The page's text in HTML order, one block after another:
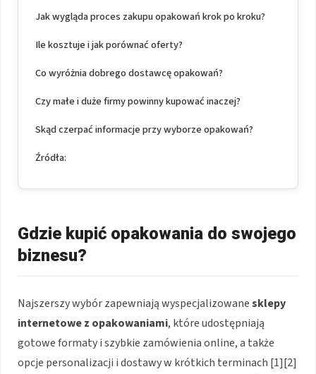
Jak wygląda proces zakupu opakowań krok po kroku?
Ile kosztuje i jak porównać oferty?
Co wyróżnia dobrego dostawcę opakowań?
Czy małe i duże firmy powinny kupować inaczej?
Skąd czerpać informacje przy wyborze opakowań?
Źródła:
Gdzie kupić opakowania do swojego
biznesu?
Najszerszy wybór zapewniają wyspecjalizowanesklepy
internetowe z opakowaniami, które udostępniają
gotowe formaty i szybkie zamówienia online, a także
opcje personalizacji i dostawy w krótkich terminach [1][2]